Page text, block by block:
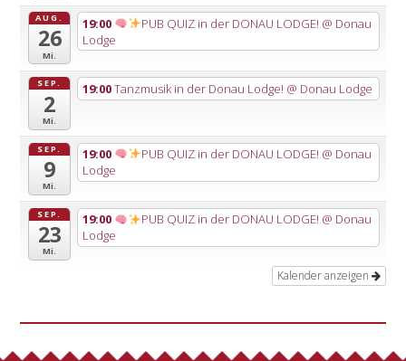
AUG.
26
Mi.
19:00 PUB QUIZ in der DONAU LODGE! @ Donau
Lodge
SEP.
2
Mi.
19:00Tanzmusik in der Donau Lodge! @ Donau Lodge
SEP.
9
Mi.
19:00 PUB QUIZ in der DONAU LODGE! @ Donau
Lodge
SEP.
23
Mi.
19:00 PUB QUIZ in der DONAU LODGE! @ Donau
Lodge
Kalender anzeigen